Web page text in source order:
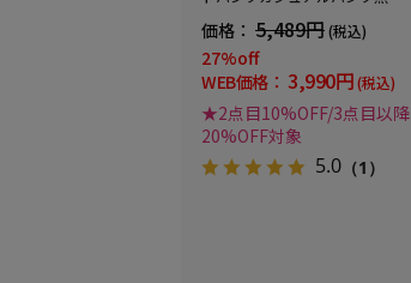
価格： 5,489円(税込)
27%off
WEB価格： 3,990円(税込)
★2点目10%OFF/3点目以降
20%OFF対象
5.0 （1）